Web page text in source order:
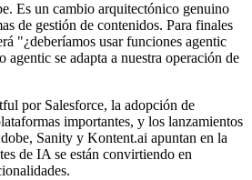
Es un cambio arquitectónico genuino
de gestión de contenidos. Para finales
"¿deberíamos usar funciones agentic
se adapta a nuestra operación de
por Salesforce, la adopción de
importantes, y los lanzamientos
Sanity y Kontent.ai apuntan en la
de IA se están convirtiendo en